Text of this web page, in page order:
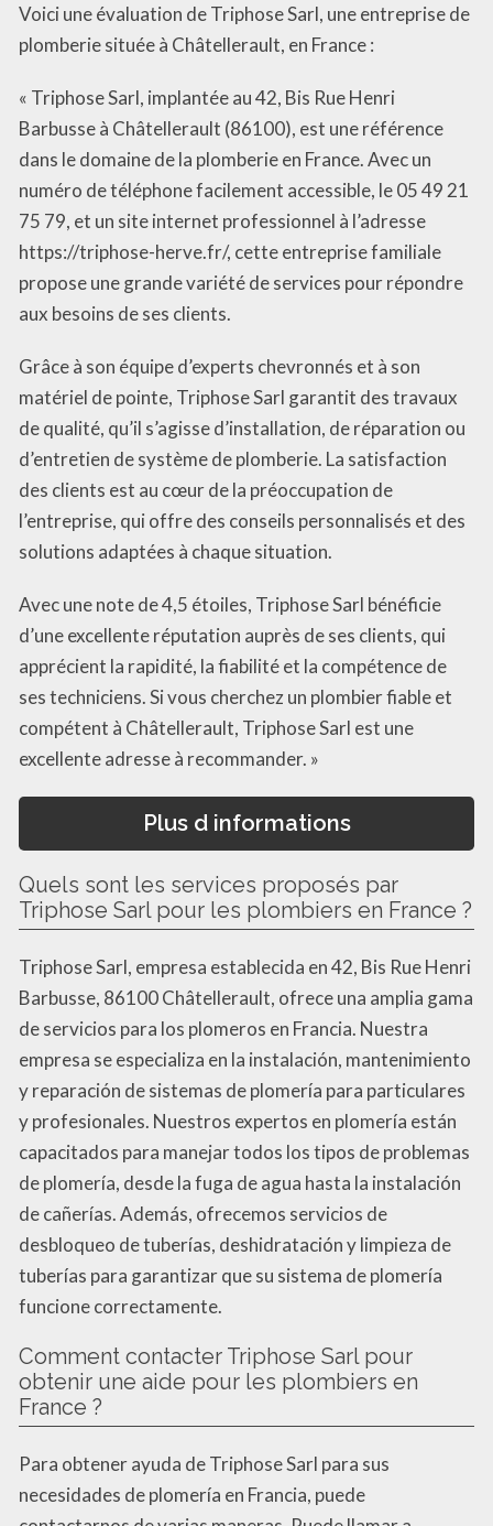
Voici une évaluation de Triphose Sarl, une entreprise de
plomberie située à Châtellerault, en France :
« Triphose Sarl, implantée au 42, Bis Rue Henri
Barbusse à Châtellerault (86100), est une référence
dans le domaine de la plomberie en France. Avec un
numéro de téléphone facilement accessible, le 05 49 21
75 79, et un site internet professionnel à l’adresse
https://triphose-herve.fr/, cette entreprise familiale
propose une grande variété de services pour répondre
aux besoins de ses clients.
Grâce à son équipe d’experts chevronnés et à son
matériel de pointe, Triphose Sarl garantit des travaux
de qualité, qu’il s’agisse d’installation, de réparation ou
d’entretien de système de plomberie. La satisfaction
des clients est au cœur de la préoccupation de
l’entreprise, qui offre des conseils personnalisés et des
solutions adaptées à chaque situation.
Avec une note de 4,5 étoiles, Triphose Sarl bénéficie
d’une excellente réputation auprès de ses clients, qui
apprécient la rapidité, la fiabilité et la compétence de
ses techniciens. Si vous cherchez un plombier fiable et
compétent à Châtellerault, Triphose Sarl est une
excellente adresse à recommander. »
Plus d informations
Quels sont les services proposés par
Triphose Sarl pour les plombiers en France ?
Triphose Sarl, empresa establecida en 42, Bis Rue Henri
Barbusse, 86100 Châtellerault, ofrece una amplia gama
de servicios para los plomeros en Francia. Nuestra
empresa se especializa en la instalación, mantenimiento
y reparación de sistemas de plomería para particulares
y profesionales. Nuestros expertos en plomería están
capacitados para manejar todos los tipos de problemas
de plomería, desde la fuga de agua hasta la instalación
de cañerías. Además, ofrecemos servicios de
desbloqueo de tuberías, deshidratación y limpieza de
tuberías para garantizar que su sistema de plomería
funcione correctamente.
Comment contacter Triphose Sarl pour
obtenir une aide pour les plombiers en
France ?
Para obtener ayuda de Triphose Sarl para sus
necesidades de plomería en Francia, puede